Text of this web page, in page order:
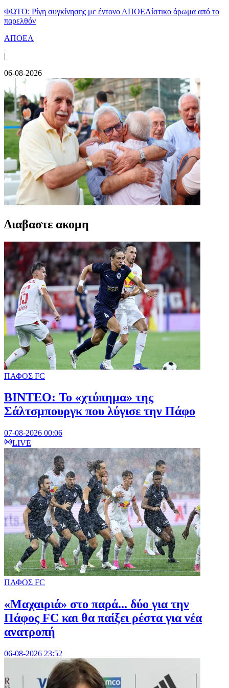
ΦΩΤΟ: Ρίγη συγκίνησης με έντονο ΑΠΟΕΛίστικο άρωμα από το
παρελθόν
ΑΠΟΕΛ
|
06-08-2026
Διαβαστε ακομη
ΠΑΦΟΣ FC
ΒΙΝΤΕΟ: Το «χτύπημα» της
Σάλτσμπουργκ που λύγισε την Πάφο
07-08-2026 00:06
LIVE
ΠΑΦΟΣ FC
«Μαχαιριά» στο παρά... δύο για την
Πάφος FC και θα παίξει ρέστα για νέα
ανατροπή
06-08-2026 23:52